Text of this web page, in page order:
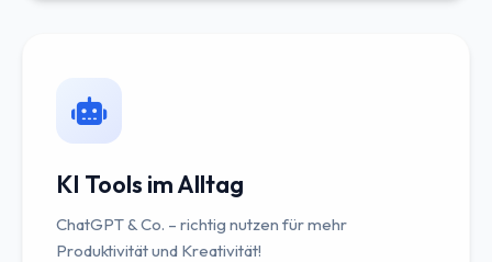
KI Tools im Alltag
ChatGPT & Co. – richtig nutzen für mehr
Produktivität und Kreativität!